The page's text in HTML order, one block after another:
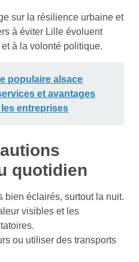
sur la résilience urbaine et
à éviter Lille évoluent
à la volonté politique.
populaire alsace
et avantages
entreprises
quotidien
bien éclairés, surtout la nuit.
visibles et les
ou utiliser des transports